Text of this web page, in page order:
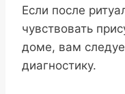
Если после
чувствовать
доме, вам
диагностику.